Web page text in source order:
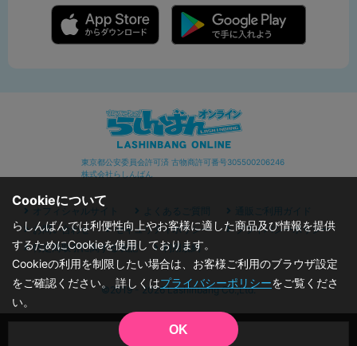
品切状態
東京都公安委員会許可済 古物商許可番号305500206246
株式会社らしんばん
オフィシャルサイト よくあるご質問
通販ご利用ガイド
お問い合わせ
セキュリティポリシー
プライバシーポリシー
特定商取引に関する表記
利用規約
©2019 - 2026 Lashinbang Co.,Ltd.
Cookieについて
らしんばんでは利便性向上やお客様に適した商品及び情報を提供
するためにCookieを使用しております。
Cookieの利用を制限したい場合は、お客様ご利用のブラウザ設定
をご確認ください。 詳しくはプライバシーポリシーをご覧くださ
い。
OK